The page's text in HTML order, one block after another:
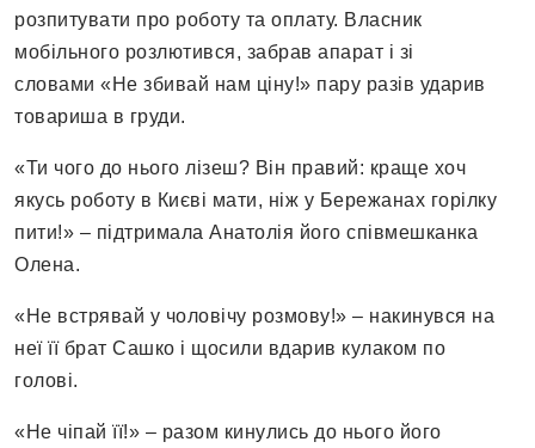
розпитувати про роботу та оплату. Власник
мобільного розлютився, забрав апарат і зі
словами «Не збивай нам ціну!» пару разів ударив
товариша в груди.
«Ти чого до нього лізеш? Він правий: краще хоч
якусь роботу в Києві мати, ніж у Бережанах горілку
пити!» – підтримала Анатолія його співмешканка
Олена.
«Не встрявай у чоловічу розмову!» – накинувся на
неї її брат Сашко і щосили вдарив кулаком по
голові.
«Не чіпай її!» – разом кинулись до нього його